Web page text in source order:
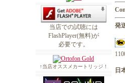
当店での試聴には
FlashPlayer(無料)が
必要です。
↑当店オススメカートリッジ！
発
日